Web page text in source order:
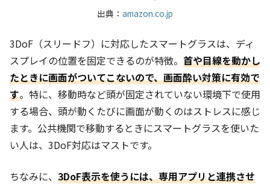
出典： amazon.co.jp
3DoF（スリードフ）に対応したスマートグラスは、ディ
スプレイの位置を固定できるのが特徴。 首や目線を動かし
たときに画面がついてこないので、画面酔い対策に有効で
す。特に、移動時など頭が固定されていない環境下で使用
する場合、頭が動くたびに画面が動くのはストレスに感じ
ます。公共機関で移動するときにスマートグラスを使いた
い人は、3DoF対応はマストです。
ちなみに、 3DoF表示を使うには、専用アプリと連携させ